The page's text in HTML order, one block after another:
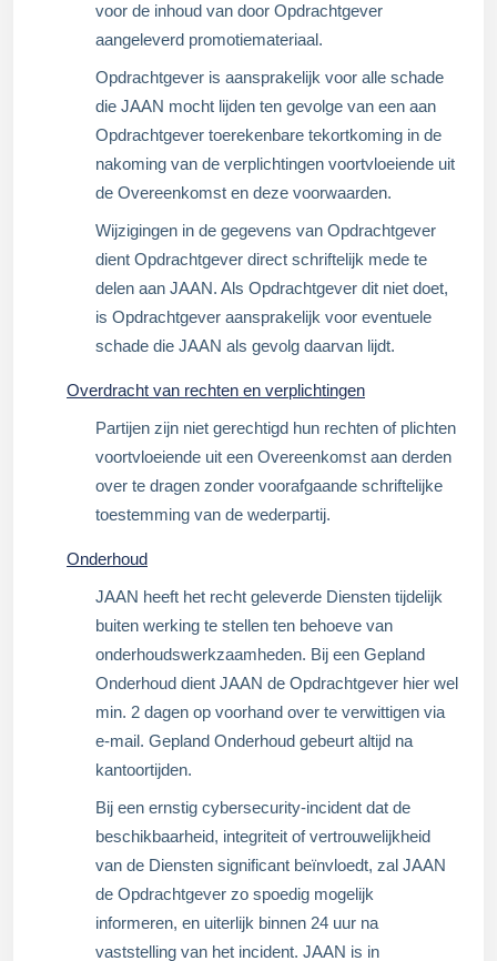
voor de inhoud van door Opdrachtgever
aangeleverd promotiemateriaal.
Opdrachtgever is aansprakelijk voor alle schade
die JAAN mocht lijden ten gevolge van een aan
Opdrachtgever toerekenbare tekortkoming in de
nakoming van de verplichtingen voortvloeiende uit
de Overeenkomst en deze voorwaarden.
Wijzigingen in de gegevens van Opdrachtgever
dient Opdrachtgever direct schriftelijk mede te
delen aan JAAN. Als Opdrachtgever dit niet doet,
is Opdrachtgever aansprakelijk voor eventuele
schade die JAAN als gevolg daarvan lijdt.
Overdracht van rechten en verplichtingen
Partijen zijn niet gerechtigd hun rechten of plichten
voortvloeiende uit een Overeenkomst aan derden
over te dragen zonder voorafgaande schriftelijke
toestemming van de wederpartij.
Onderhoud
JAAN heeft het recht geleverde Diensten tijdelijk
buiten werking te stellen ten behoeve van
onderhoudswerkzaamheden. Bij een Gepland
Onderhoud dient JAAN de Opdrachtgever hier wel
min. 2 dagen op voorhand over te verwittigen via
e-mail. Gepland Onderhoud gebeurt altijd na
kantoortijden.
Bij een ernstig cybersecurity-incident dat de
beschikbaarheid, integriteit of vertrouwelijkheid
van de Diensten significant beïnvloedt, zal JAAN
de Opdrachtgever zo spoedig mogelijk
informeren, en uiterlijk binnen 24 uur na
vaststelling van het incident. JAAN is in